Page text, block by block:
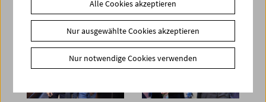
Alle Cookies akzeptieren
Nur ausgewählte Cookies akzeptieren
Nur notwendige Cookies verwenden